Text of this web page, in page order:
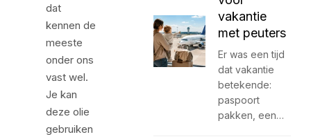
dat
kennen de
meeste
onder ons
vast wel.
Je kan
deze olie
gebruiken
vakantie
met peuters
Er was een tijd
dat vakantie
betekende:
paspoort
pakken, een…